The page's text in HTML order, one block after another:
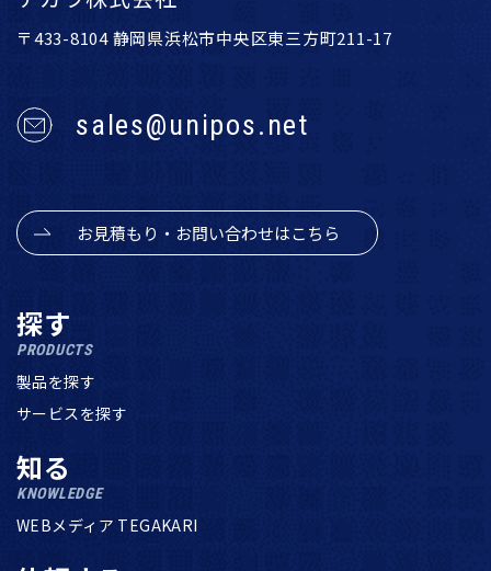
〒433-8104 静岡県浜松市中央区東三方町211-17
sales@unipos.net
お見積もり・お問い合わせはこちら
探す
PRODUCTS
製品を探す
サービスを探す
知る
KNOWLEDGE
WEBメディア TEGAKARI